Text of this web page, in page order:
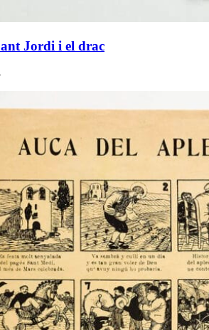
Jordi i el drac